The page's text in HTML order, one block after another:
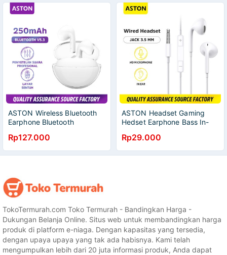
ASTON Wireless Bluetooth
Earphone Bluetooth
Rp127.000
ASTON Headset Gaming
Hedset Earphone Bass In-
Tablet Android
Rp29.000
TokoTermurah.com Toko Termurah - Bandingkan Harga -
Dukungan Belanja Online. Situs web untuk membandingkan harga
produk di platform e-niaga. Dengan kapasitas yang tersedia,
dengan upaya upaya yang tak ada habisnya. Kami telah
mengumpulkan lebih dari 20 juta informasi produk, Anda dapat